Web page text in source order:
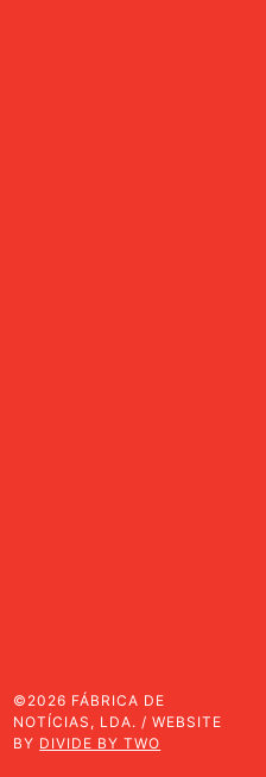
©2026 FÁBRICA DE
NOTÍCIAS, LDA. / WEBSITE
BY DIVIDE BY TWO